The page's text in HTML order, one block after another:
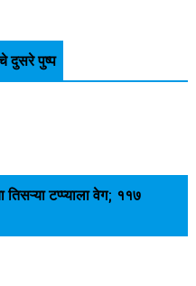
दुसरे पुष्प
टप्प्याला वेग; ११७